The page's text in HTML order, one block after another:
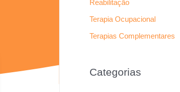
Reabilitação
Terapia Ocupacional
Terapias Complementares
Categorias